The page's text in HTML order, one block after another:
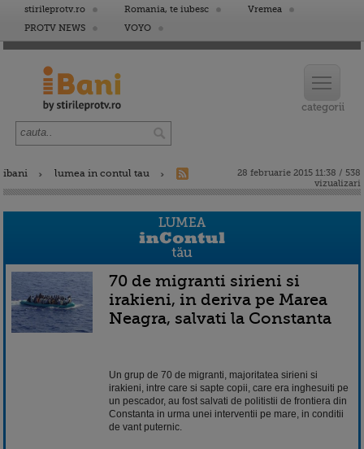
stirileprotv.ro Romania, te iubesc
Vremea
PROTV NEWS
VOYO
ibani lumea in contul tau
28 februarie 2015 11:38 / 538
vizualizari
70 de migranti sirieni si
irakieni, in deriva pe Marea
Neagra, salvati la Constanta
Un grup de 70 de migranti, majoritatea sirieni si
irakieni, intre care si sapte copii, care era inghesuiti pe
un pescador, au fost salvati de politistii de frontiera din
Constanta in urma unei interventii pe mare, in conditii
de vant puternic.